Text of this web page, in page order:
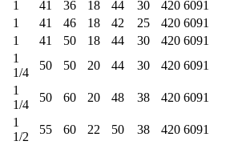
1 41 36 18 44 30 420 6091
1 41 46 18 42 25 420 6091
1 41 50 18 44 30 420 6091
1
1/4
50 50 20 44 30 420 6091
1
1/4
50 60 20 48 38 420 6091
1
1/2
55 60 22 50 38 420 6091